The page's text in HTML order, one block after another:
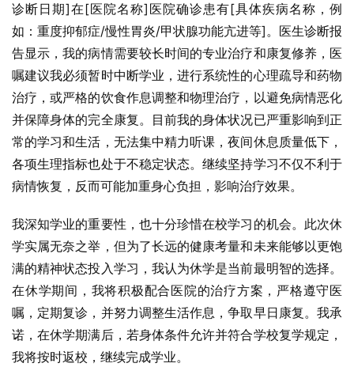
诊断日期]在[医院名称]医院确诊患有[具体疾病名称，例
如：重度抑郁症/慢性胃炎/甲状腺功能亢进等]。医生诊断报
告显示，我的病情需要较长时间的专业治疗和康复修养，医
嘱建议我必须暂时中断学业，进行系统性的心理疏导和药物
治疗，或严格的饮食作息调整和物理治疗，以避免病情恶化
并保障身体的完全康复。目前我的身体状况已严重影响到正
常的学习和生活，无法集中精力听课，夜间休息质量低下，
各项生理指标也处于不稳定状态。继续坚持学习不仅不利于
病情恢复，反而可能加重身心负担，影响治疗效果。
我深知学业的重要性，也十分珍惜在校学习的机会。此次休
学实属无奈之举，但为了长远的健康考量和未来能够以更饱
满的精神状态投入学习，我认为休学是当前最明智的选择。
在休学期间，我将积极配合医院的治疗方案，严格遵守医
嘱，定期复诊，并努力调整生活作息，争取早日康复。我承
诺，在休学期满后，若身体条件允许并符合学校复学规定，
我将按时返校，继续完成学业。